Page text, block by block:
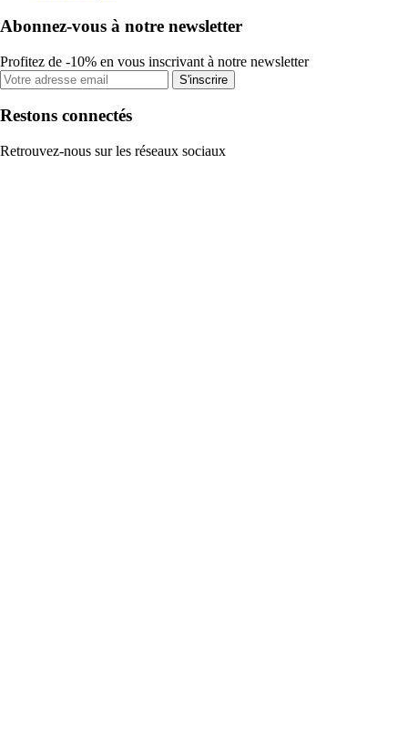
Abonnez-vous à notre newsletter
Profitez de -10% en vous inscrivant à notre newsletter
S'inscrire
Restons connectés
Retrouvez-nous sur les réseaux sociaux